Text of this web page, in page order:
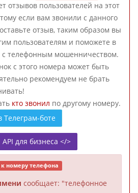
отзывов пользователей на этот
если вам звонили с данного
отзыв, таким образом вы
пользователям и поможете в
телефонным мошенничеством.
с этого номера может быть
рекомендуем не брать
кто звонил по другому номеру.
боте
API для бизнеса </>
номеру телефона
сообщает: "телефонное